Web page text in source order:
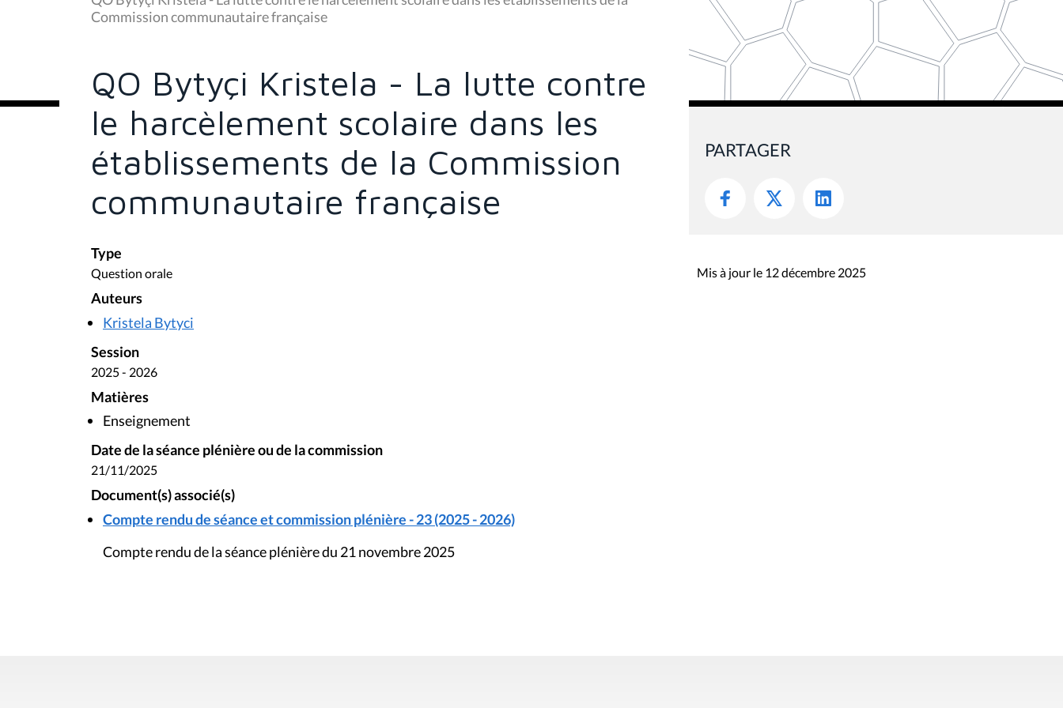
s
ê
c
:
Commission communautaire française
QO Bytyçi Kristela - La lutte contre
le harcèlement scolaire dans les
établissements de la Commission
communautaire française
Type
Question orale
Auteurs
Kristela Bytyci
Session
2025 - 2026
Matières
Enseignement
Date de la séance plénière ou de la commission
21/11/2025
Document(s) associé(s)
Compte rendu de séance et commission plénière - 23 (2025 - 2026)
Compte rendu de la séance plénière du 21 novembre 2025
PARTAGER
Mis à jour le 12 décembre 2025